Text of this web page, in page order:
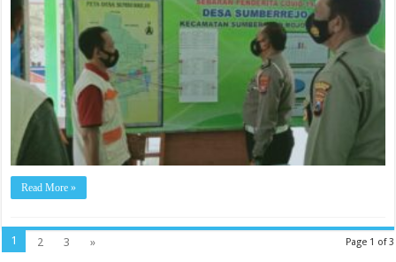
Read More »
Page 1 of 3
1 2 3 »